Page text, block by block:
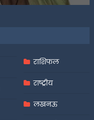
राशिफल
राष्ट्रीय
लखनऊ